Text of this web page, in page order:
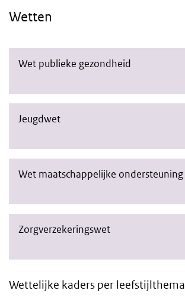
Wetten
Wet publieke gezondheid
Jeugdwet
Wet maatschappelijke ondersteuning
Zorgverzekeringswet
Wettelijke kaders per leefstijlthema